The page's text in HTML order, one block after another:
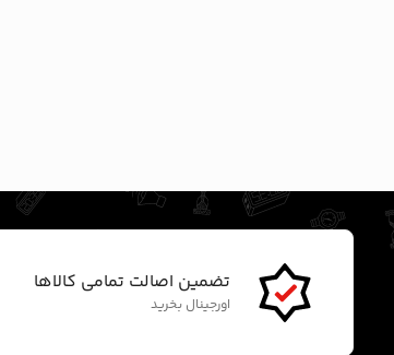
تضمین اصالت تمامی کالاها
اورجینال بخرید